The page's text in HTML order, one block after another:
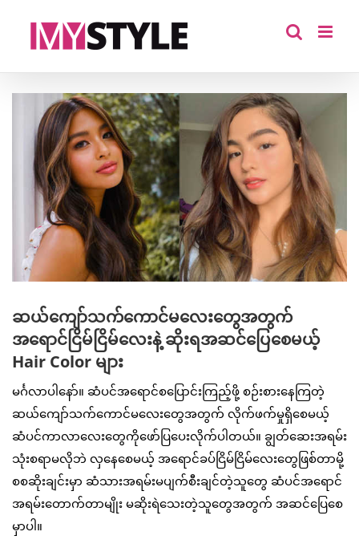
Larger
Image
ဆယ်ကျော်သက်ကောင်မလေးတွေအတွက်
အရောင်ငြိမ်ငြိမ်လေးနဲ့ ဆိုးရအဆင်ပြေစေမယ့်
Hair Color များ
မင်္ဂလာပါနော်။ ဆံပင်အရောင်စပြောင်းကြည့်ဖို့ စဉ်းစားနေကြတဲ့
ဆယ်ကျော်သက်ကောင်မလေးတွေအတွက် လိုက်ဖက်မှုရှိစေမယ့်
ဆံပင်ကာလာလေးတွေကိုဖော်ပြပေးလိုက်ပါတယ်။ ချွတ်ဆေးအရမ်း
သုံးစရာမလိုဘဲ လှနေစေမယ့် အရောင်ခပ်ငြိမ်ငြိမ်လေးတွေဖြစ်တာမို့
စစဆိုးချင်းမှာ ဆံသားအရမ်းမပျက်စီးချင်တဲ့သူတွေ ဆံပင်အရောင်
အရမ်းတောက်တာမျိုး မဆိုးရဲသေးတဲ့သူတွေအတွက် အဆင်ပြေစေ
မှာပါ။